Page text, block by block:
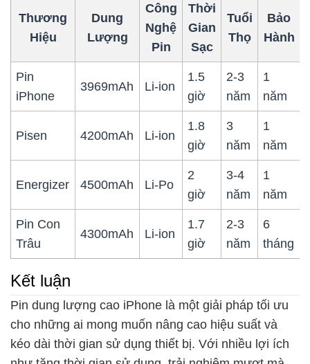
Thương
Hiệu
Dung
Lượng
Công
Nghệ
Pin
Thời
Gian
Sạc
Tuổi
Thọ
Bảo
Hành
Pin
iPhone
3969mAh Li-ion
1.5
giờ
2-3
năm
1
năm
Pisen 4200mAh Li-ion
1.8
giờ
3
năm
1
năm
Energizer 4500mAh Li-Po
2
giờ
3-4
năm
1
năm
Pin Con
Trâu
4300mAh Li-ion
1.7
giờ
2-3
năm
6
tháng
Kết luận
Pin dung lượng cao iPhone là một giải pháp tối ưu
cho những ai mong muốn nâng cao hiệu suất và
kéo dài thời gian sử dụng thiết bị. Với nhiều lợi ích